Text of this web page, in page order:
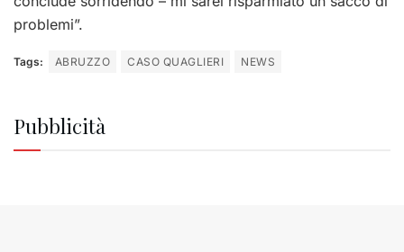
problemi”.
Tags: ABRUZZO CASO QUAGLIERI NEWS
Pubblicità